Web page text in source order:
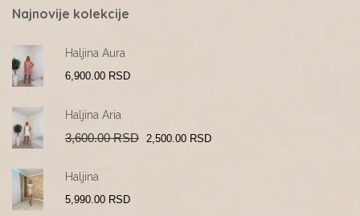
Najnovije kolekcije
Haljina Aura
6,900.00 RSD
Haljina Aria
3,600.00RSD Original
price
2,500.00 RSD
Haljina
5,990.00 RSD